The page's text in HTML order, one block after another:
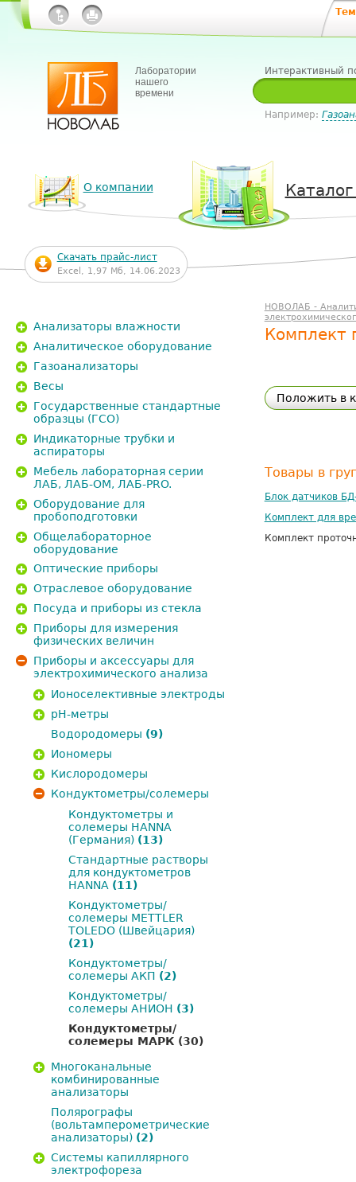
Лаборатории
нашего
времени
Интерактивный
Например:
О компании
Скачать прайс-лист
Excel, 1,97 Мб, 14.06.2023
НОВОЛАБ -
Комплект
Положить в
Товары в
Блок датчиков
Комплект для
Комплект
Анализаторы влажности
Аналитическое оборудование
Газоанализаторы
Весы
Государственные стандартные
образцы (ГСО)
Индикаторные трубки и
аспираторы
Мебель лабораторная серии
ЛАБ, ЛАБ-ОМ, ЛАБ-PRO.
Оборудование для
пробоподготовки
Общелабораторное
оборудование
Оптические приборы
Отраслевое оборудование
Посуда и приборы из стекла
Приборы для измерения
физических величин
Приборы и аксессуары для
электрохимического анализа
Ионоселективные электроды
pH-метры
Водородомеры (9)
Иономеры
Кислородомеры
Кондуктометры/солемеры
Кондуктометры и
солемеры HANNA
(Германия) (13)
Стандартные растворы
для кондуктометров
HANNA (11)
Кондуктометры/
солемеры METTLER
TOLEDO (Швейцария)
(21)
Кондуктометры/
солемеры АКП (2)
Кондуктометры/
солемеры АНИОН (3)
Кондуктометры/
солемеры МАРК (30)
Многоканальные
комбинированные
анализаторы
Полярографы
(вольтамперометрические
анализаторы) (2)
Системы капиллярного
электрофореза